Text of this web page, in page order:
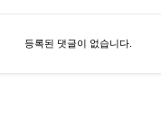
등록된 댓글이 없습니다.